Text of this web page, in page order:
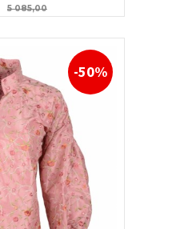
5 085,00Rabatt
-50%